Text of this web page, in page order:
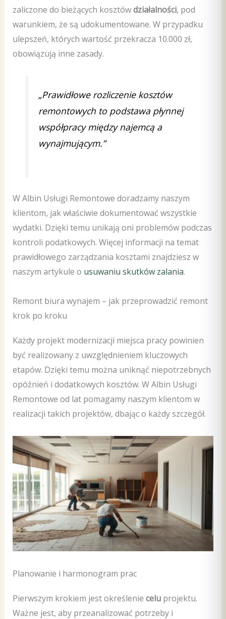
zaliczone do bieżących kosztówdziałalności, pod
warunkiem, że są udokumentowane. W przypadku
ulepszeń, których wartość przekracza 10.000 zł,
obowiązują inne zasady.
„Prawidłowe rozliczenie kosztów
remontowych to podstawa płynnej
współpracy między najemcą a
wynajmującym.”
W Albin Usługi Remontowe doradzamy naszym
klientom, jak właściwie dokumentować wszystkie
wydatki. Dzięki temu unikają oni problemów podczas
kontroli podatkowych. Więcej informacji na temat
prawidłowego zarządzania kosztami znajdziesz w
naszym artykule o usuwaniu skutków zalania.
Remont biura wynajem – jak przeprowadzić remont
krok po kroku
Każdy projekt modernizacji miejsca pracy powinien
być realizowany z uwzględnieniem kluczowych
etapów. Dzięki temu można uniknąć niepotrzebnych
opóźnień i dodatkowych kosztów. W Albin Usługi
Remontowe od lat pomagamy naszym klientom w
realizacji takich projektów, dbając o każdy szczegół.
Planowanie i harmonogram prac
Pierwszym krokiem jest określenie celuprojektu.
Ważne jest, aby przeanalizować potrzeby i